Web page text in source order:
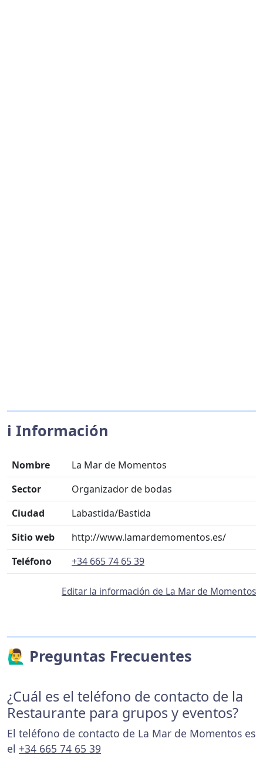
ℹ️ Información
Nombre
La Mar de Momentos
Sector
Organizador de bodas
Ciudad
Labastida/Bastida
Sitio web
http://www.lamardemomentos.es/
Teléfono
+34 665 74 65 39
Editar la información de La Mar de Momentos
🙋‍♂️ Preguntas Frecuentes
¿Cuál es el teléfono de contacto de la
Restaurante para grupos y eventos?
El teléfono de contacto de La Mar de Momentos es
el +34 665 74 65 39